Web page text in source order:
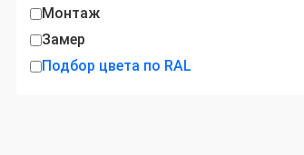
Монтаж
Замер
Подбор цвета по RAL